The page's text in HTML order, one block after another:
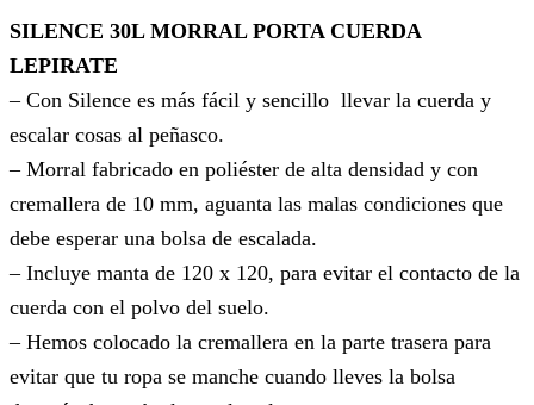
SILENCE 30L MORRAL PORTA CUERDA
LEPIRATE
– Con Silence es más fácil y sencillo llevar la cuerda y
escalar cosas al peñasco.
– Morral fabricado en poliéster de alta densidad y con
cremallera de 10 mm, aguanta las malas condiciones que
debe esperar una bolsa de escalada.
– Incluye manta de 120 x 120, para evitar el contacto de la
cuerda con el polvo del suelo.
– Hemos colocado la cremallera en la parte trasera para
evitar que tu ropa se manche cuando lleves la bolsa